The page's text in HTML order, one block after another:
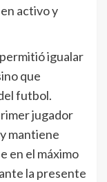
activo y
igualar
que
futbol.
jugador
mantiene
en el máximo
la presente